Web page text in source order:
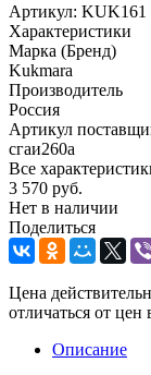
Артикул: KUK161
Характеристики
Марка (Бренд)
Kukmara
Производитель
Россия
Артикул
сгаи260а
Все
3 570 руб.
Нет в наличии
Поделиться
Цена
отличаться от
Описание